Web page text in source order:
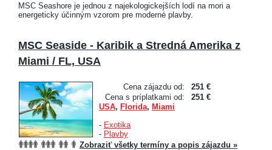
MSC Seashore je jednou z najekologickejších lodí na mori a
energeticky účinným vzorom pre moderné plavby.
MSC Seaside - Karibik a Stredná Amerika z
Miami / FL, USA
Cena zájazdu od:
251 €
Cena s príplatkami od:
251 €
USA, Florida, Miami
- Exotika
- Plavby
Zobraziť všetky termíny a popis zájazdu »